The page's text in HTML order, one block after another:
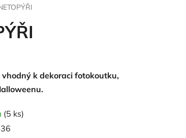
vhodný k dekoraci fotokoutku,
(5 ks)